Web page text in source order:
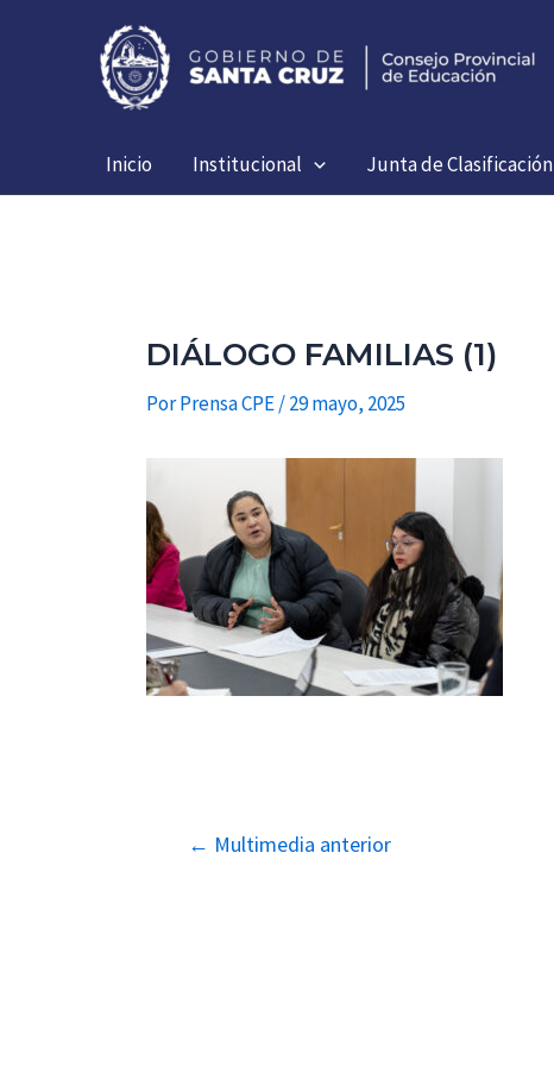
Inicio Institucional Junta de Clasificación
DIÁLOGO FAMILIAS (1)
PorPrensa CPE/29 mayo, 2025
Navegación
← Multimedia anterior